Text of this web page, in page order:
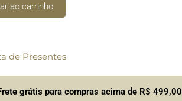
ao carrinho
de Presentes
grátis para compras acima de R$ 499,00